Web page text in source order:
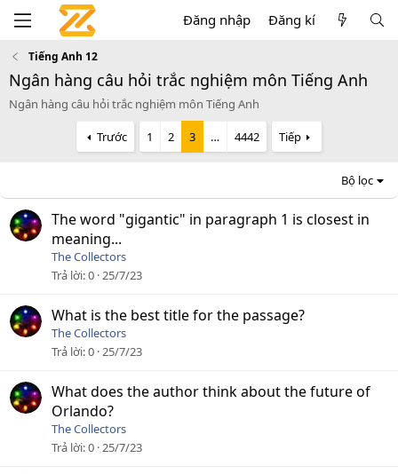
Đăng nhập Đăng kí
Tiếng Anh 12
Ngân hàng câu hỏi trắc nghiệm môn Tiếng Anh
Ngân hàng câu hỏi trắc nghiệm môn Tiếng Anh
Trước 1 2 3 … 4442 Tiếp
Bộ lọc
The word "gigantic" in paragraph 1 is closest in
meaning...
The Collectors
Trả lời 0 25/7/23
What is the best title for the passage?
The Collectors
Trả lời 0 25/7/23
What does the author think about the future of
Orlando?
The Collectors
Trả lời 0 25/7/23